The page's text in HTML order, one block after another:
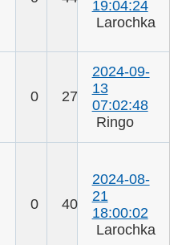
19:04:24
Larochka
0 27
2024-09-
13
07:02:48
Ringo
0 40
2024-08-
21
18:00:02
Larochka